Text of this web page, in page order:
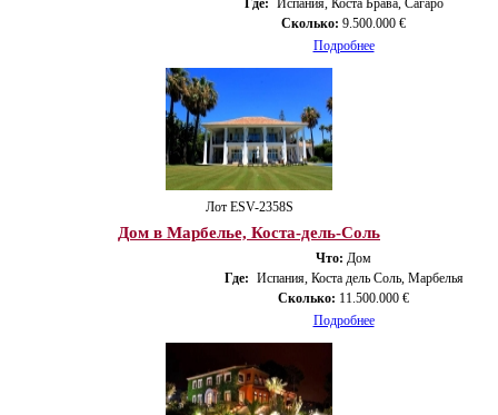
Где: Испания, Коста Брава, Сагаро
Сколько: 9.500.000 €
Подробнее
Лот ESV-2358S
Дом в Марбелье, Коста-дель-Соль
Что: Дом
Где: Испания, Коста дель Соль, Марбелья
Сколько: 11.500.000 €
Подробнее